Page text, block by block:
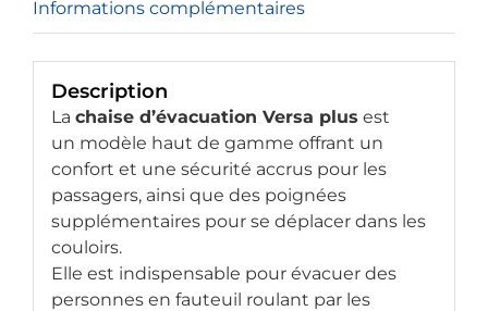
Informations complémentaires
Description
La chaise d’évacuation Versa plus est
un modèle haut de gamme offrant un
confort et une sécurité accrus pour les
passagers, ainsi que des poignées
supplémentaires pour se déplacer dans les
couloirs.
Elle est indispensable pour évacuer des
personnes en fauteuil roulant par les